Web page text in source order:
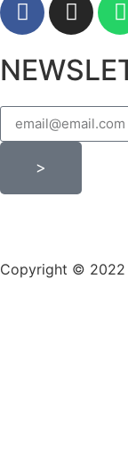
>
Copyright © 2022